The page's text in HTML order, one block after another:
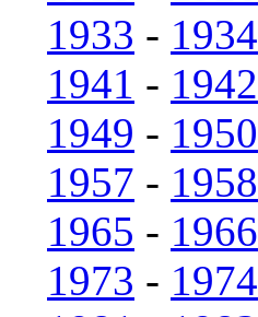
1933 - 1934
1941 - 1942
1949 - 1950
1957 - 1958
1965 - 1966
1973 - 1974